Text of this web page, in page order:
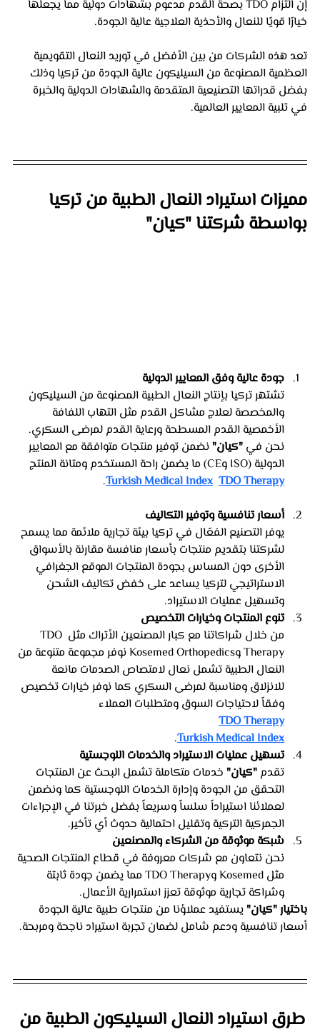
إن التزام TDO بصحة القدم مدعوم بشهادات دولية مما يجعلها
خيارًا قويًا للنعال والأحذية العلاجية عالية الجودة.
تعد هذه الشركات من بين الأفضل في توريد النعال التقويمية
العظمية المصنوعة من السيليكون عالية الجودة من تركيا وذلك
بفضل قدراتها التصنيعية المتقدمة والشهادات الدولية والخبرة
في تلبية المعايير العالمية.
مميزات استيراد النعال الطبية من تركيا
بواسطة شركتنا "كيان"
جودة عالية وفق المعايير الدولية
تشتهر تركيا بإنتاج النعال الطبية المصنوعة من السيليكون
والمخصصة لعلاج مشاكل القدم مثل التهاب اللفافة
الأخمصية القدم المسطحة ورعاية القدم لمرضى السكري.
نحن في "كيان" نضمن توفير منتجات متوافقة مع المعايير
الدولية (ISO وCE) ما يضمن راحة المستخدم ومتانة المنتج​
Turkish Medical Index TDO Therapy
.
أسعار تنافسية وتوفير التكاليف
يوفر التصنيع الفعّال في تركيا بيئة تجارية ملائمة مما يسمح
لشركتنا بتقديم منتجات بأسعار منافسة مقارنة بالأسواق
الأخرى دون المساس بجودة المنتجات الموقع الجغرافي
الاستراتيجي لتركيا يساعد على خفض تكاليف الشحن
وتسهيل عمليات الاستيراد.
تنوع المنتجات وخيارات التخصيص
من خلال شراكاتنا مع كبار المصنعين الأتراك مثل TDO
Therapy وKosemed Orthopedics نوفر مجموعة متنوعة من
النعال الطبية تشمل نعال لامتصاص الصدمات مانعة
للانزلاق ومناسبة لمرضى السكري كما نوفر خيارات تخصيص
وفقاً لاحتياجات السوق ومتطلبات العملاء​
TDO Therapy
Turkish Medical Index
.
تسهيل عمليات الاستيراد والخدمات اللوجستية
تقدم "كيان" خدمات متكاملة تشمل البحث عن المنتجات
التحقق من الجودة وإدارة الخدمات اللوجستية كما ونضمن
لعملائنا استيراداً سلساً وسريعاً بفضل خبرتنا في الإجراءات
الجمركية التركية وتقليل احتمالية حدوث أي تأخير.
شبكة موثوقة من الشركاء والمصنعين
نحن نتعاون مع شركات معروفة في قطاع المنتجات الصحية
مثل Kosemed وTDO Therapy مما يضمن جودة ثابتة
وشراكة تجارية موثوقة تعزز استمرارية الأعمال.
باختيار "كيان" يستفيد عملاؤنا من منتجات طبية عالية الجودة
أسعار تنافسية ودعم شامل لضمان تجربة استيراد ناجحة ومربحة.
طرق استيراد النعال السيليكون الطبية من